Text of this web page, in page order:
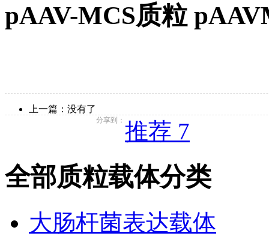
pAAV-MCS质粒
上一篇：没有了
分享到： 推荐 7
全部质粒载体分类
大肠杆菌表达载体